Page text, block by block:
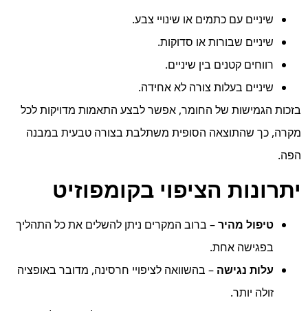
שיניים עם כתמים או שינויי צבע.
שיניים שבורות או סדוקות.
רווחים קטנים בין שיניים.
שיניים בעלות צורה לא אחידה.
בזכות הגמישות של החומר, אפשר לבצע התאמות מדויקות לכל
מקרה, כך שהתוצאה הסופית משתלבת בצורה טבעית במבנה
הפה.
יתרונות הציפוי בקומפוזיט
טיפול מהיר– ברוב המקרים ניתן להשלים את כל התהליך
בפגישה אחת.
עלות נגישה – בהשוואה לציפויי חרסינה, מדובר באופציה
זולה יותר.